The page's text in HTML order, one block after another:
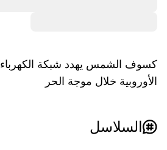
كسوف الشمس يهدد شبكة الكهرباء
الأوروبية خلال موجة الحر
السلاسل